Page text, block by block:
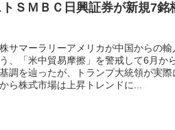
ＳＭＢＣ日興証券が新規7銘
サマーラリーアメリカが中国からの輸
、「米中貿易摩擦」を警戒して6月か
調を辿ったが、トランプ大統領が実際
ら株式市場は上昇トレンドに...